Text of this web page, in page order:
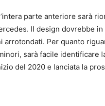
parte anteriore sarà
Il design dovrebbe
arrotondati. Per quanto
sarà facile identificare
del 2020 e lanciata la